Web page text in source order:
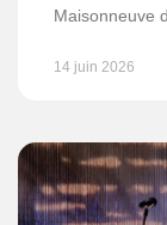
Maisonneuve
14 juin 2026